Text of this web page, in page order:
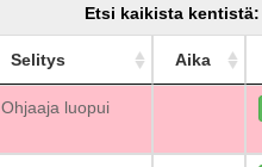
Etsi kaikista kentistä:
Selitys Aika
Ohjaaja luopui